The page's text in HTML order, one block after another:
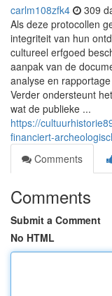
carlm108zfk4 309
Als deze protocollen
integriteit van hun
cultureel erfgoed
aanpak van de
analyse en
Verder ondersteunt
wat de publieke ...
https://
financiert-
Comments
Comments
Submit a Comment
No HTML